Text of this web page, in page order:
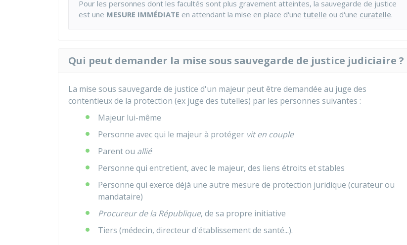
Pour les personnes dont les facultés sont plus gravement atteintes, la sauvegarde de justice
est une MESURE IMMÉDIATE en attendant la mise en place d'une tutelle ou d'une curatelle.
Qui peut demander la mise sous sauvegarde de justice judiciaire ?
La mise sous sauvegarde de justice d'un majeur peut être demandée au juge des
contentieux de la protection (ex juge des tutelles) par les personnes suivantes :
Majeur lui-même
Personne avec qui le majeur à protéger vit en couple
Parent ou allié
Personne qui entretient, avec le majeur, des liens étroits et stables
Personne qui exerce déjà une autre mesure de protection juridique (curateur ou
mandataire)
Procureur de la République, de sa propre initiative
Tiers (médecin, directeur d'établissement de santé...).